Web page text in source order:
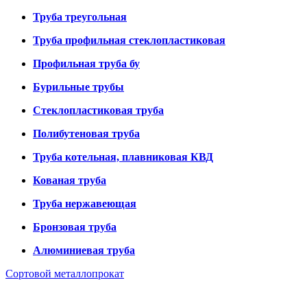
Труба треугольная
Труба профильная стеклопластиковая
Профильная труба бу
Бурильные трубы
Стеклопластиковая труба
Полибутеновая труба
Труба котельная, плавниковая КВД
Кованая труба
Труба нержавеющая
Бронзовая труба
Алюминиевая труба
Сортовой металлопрокат